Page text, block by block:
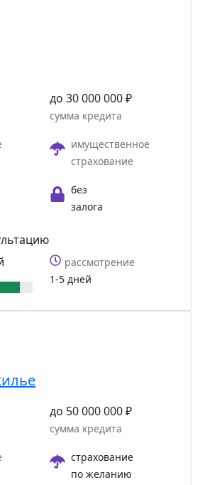
до 30 000 000 ₽
сумма кредита
имущественное
страхование
без
залога
рассмотрение
1-5 дней
до 50 000 000 ₽
сумма кредита
страхование
по желанию